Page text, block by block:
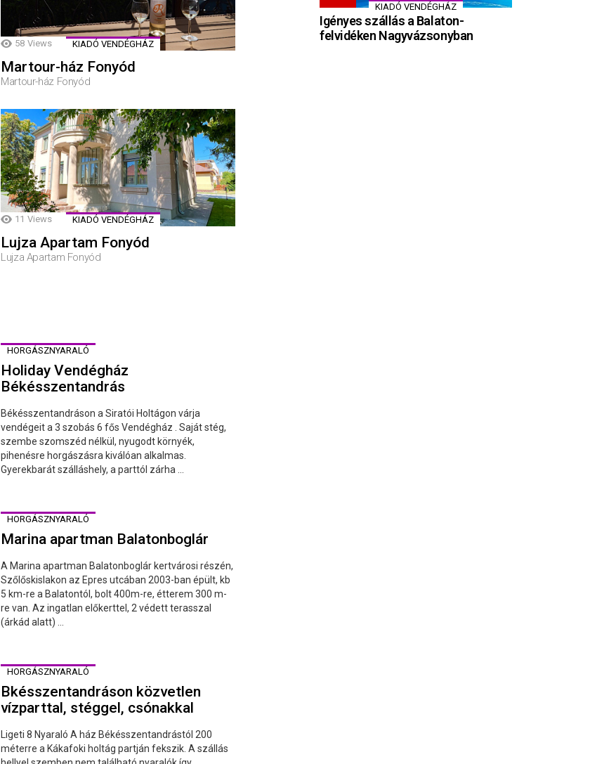
58 Views KIADÓ VENDÉGHÁZ
Martour-ház Fonyód
Martour-ház Fonyód
11 Views KIADÓ VENDÉGHÁZ
Lujza Apartam Fonyód
Lujza Apartam Fonyód
HORGÁSZNYARALÓ
Holiday Vendégház
Békésszentandrás
Békésszentandráson a Siratói Holtágon várja
vendégeit a 3 szobás 6 fős Vendégház . Saját stég,
szembe szomszéd nélkül, nyugodt környék,
pihenésre horgászásra kiválóan alkalmas.
Gyerekbarát szálláshely, a parttól zárha ...
HORGÁSZNYARALÓ
Marina apartman Balatonboglár
A Marina apartman Balatonboglár kertvárosi részén,
Szőlőskislakon az Epres utcában 2003-ban épült, kb
5 km-re a Balatontól, bolt 400m-re, étterem 300 m-
re van. Az ingatlan előkerttel, 2 védett terasszal
(árkád alatt) ...
HORGÁSZNYARALÓ
Bkésszentandráson közvetlen
vízparttal, stéggel, csónakkal
Ligeti 8 Nyaraló A ház Békésszentandrástól 200
méterre a Kákafoki holtág partján fekszik. A szállás
KIADÓ VENDÉGHÁZ
Igényes szállás a Balaton-
felvidéken Nagyvázsonyban